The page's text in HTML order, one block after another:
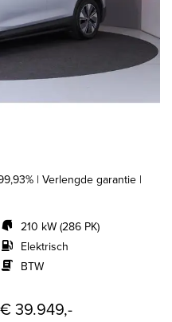
| Verlengde garantie |
210 kW (286 PK)
Elektrisch
BTW
€ 39.949,-